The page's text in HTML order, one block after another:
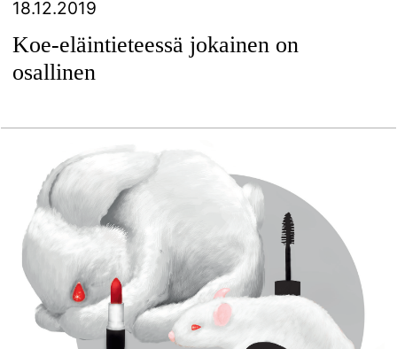
18.12.2019
Koe-eläintieteessä jokainen on
osallinen